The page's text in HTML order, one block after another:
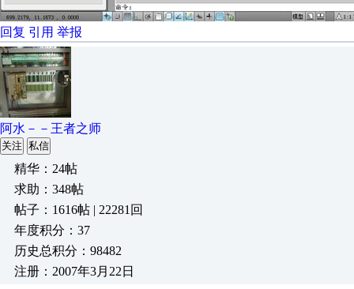
回复 引用 举报
阿水－－王者之师
关注 私信
精华：24帖
求助：348帖
帖子：1616帖 | 22281回
年度积分：37
历史总积分：98482
注册：2007年3月22日